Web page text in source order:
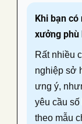
Khi bạn
xưởng phù
Rất nhiều
nghiệp sở
ưng ý,
yêu cầu
theo mẫu